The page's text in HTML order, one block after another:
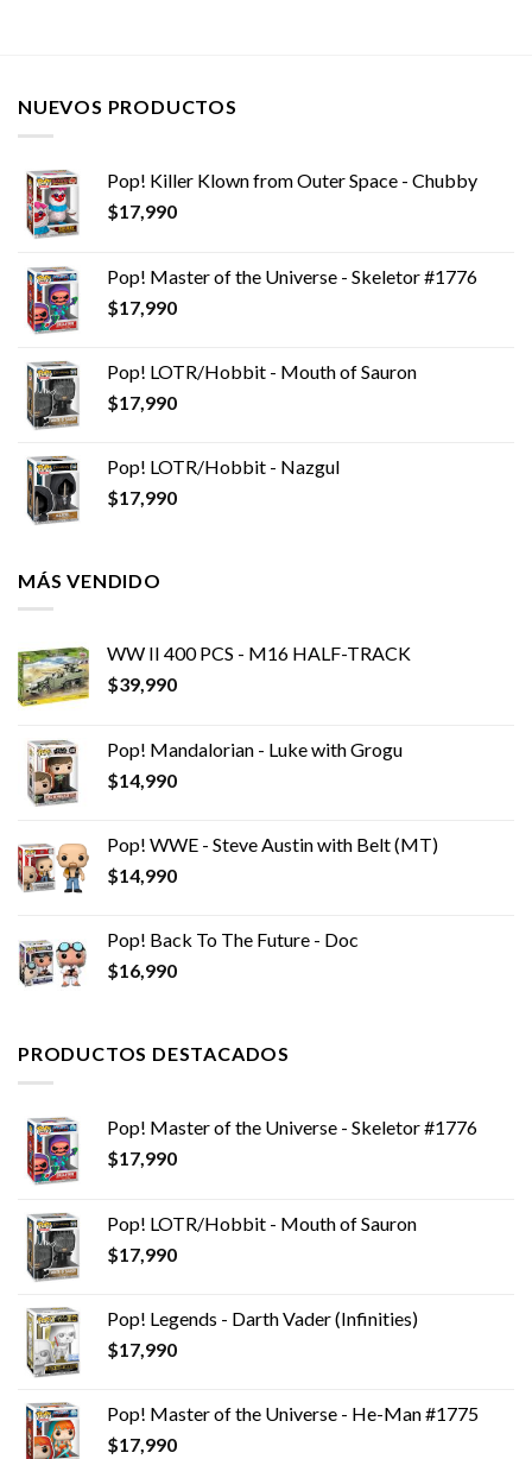
NUEVOS PRODUCTOS
Pop! Killer Klown from Outer Space - Chubby
$17,990
Pop! Master of the Universe - Skeletor #1776
$17,990
Pop! LOTR/Hobbit - Mouth of Sauron
$17,990
Pop! LOTR/Hobbit - Nazgul
$17,990
MÁS VENDIDO
WW II 400 PCS - M16 HALF-TRACK
$39,990
Pop! Mandalorian - Luke with Grogu
$14,990
Pop! WWE - Steve Austin with Belt (MT)
$14,990
Pop! Back To The Future - Doc
$16,990
PRODUCTOS DESTACADOS
Pop! Master of the Universe - Skeletor #1776
$17,990
Pop! LOTR/Hobbit - Mouth of Sauron
$17,990
Pop! Legends - Darth Vader (Infinities)
$17,990
Pop! Master of the Universe - He-Man #1775
$17,990